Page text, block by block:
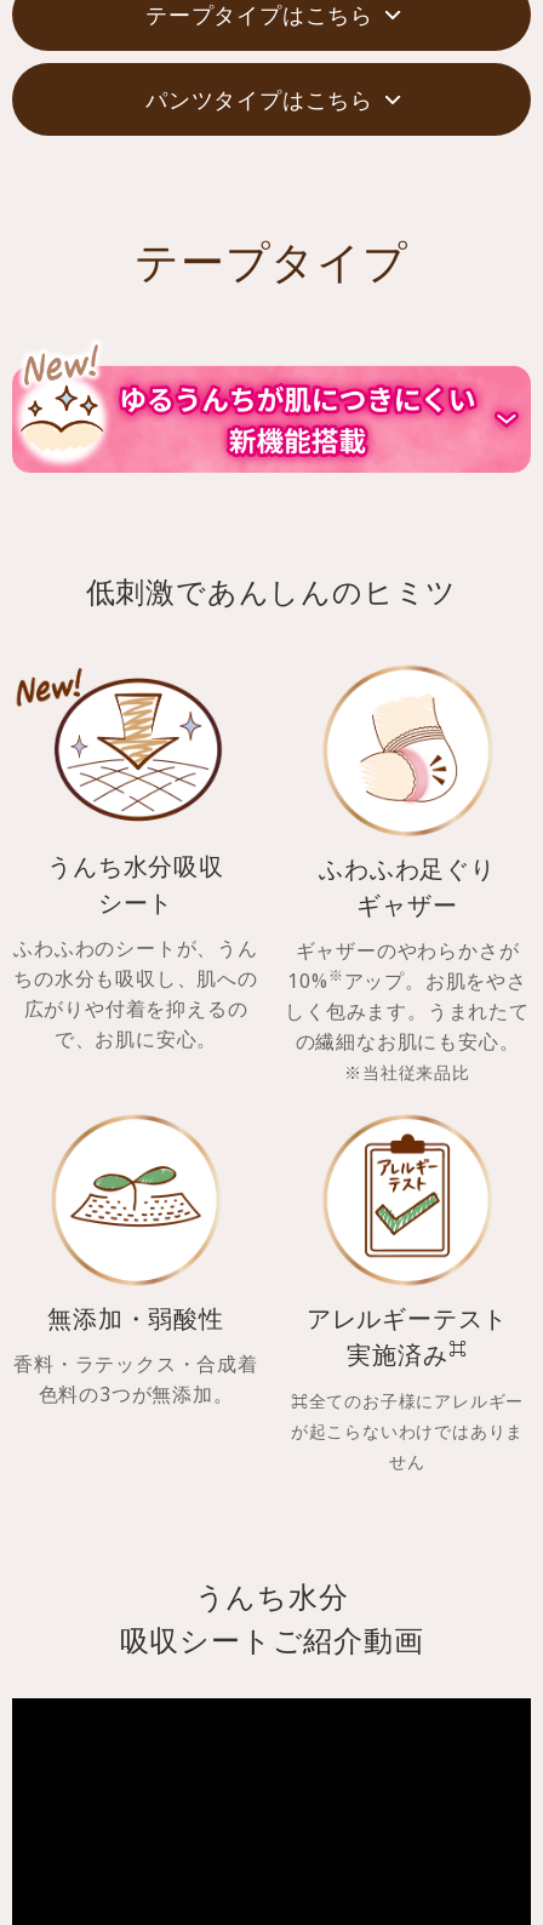
テープタイプはこちら
パンツタイプはこちら
テープタイプ
低刺激であんしんのヒミツ
うんち水分吸収
シート
ふわふわのシートが、うん
ちの水分も吸収し、肌への
広がりや付着を抑えるの
で、お肌に安心。
ふわふわ足ぐり
ギャザー
ギャザーのやわらかさが
10%※アップ。お肌をやさ
しく包みます。うまれたて
の繊細なお肌にも安心。
※当社従来品比
無添加・弱酸性
香料・ラテックス・合成着
色料の3つが無添加。
アレルギーテスト
実施済み⌘
⌘全てのお子様にアレルギー
が起こらないわけではありま
せん
うんち水分
吸収シートご紹介動画